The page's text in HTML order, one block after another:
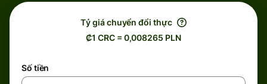
Tỷ giá chuyển đổi thực
₡1 CRC = 0,008265 PLN
Số tiền